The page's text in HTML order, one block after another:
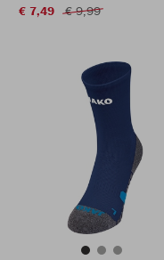
€ 7,49
€ 9,99